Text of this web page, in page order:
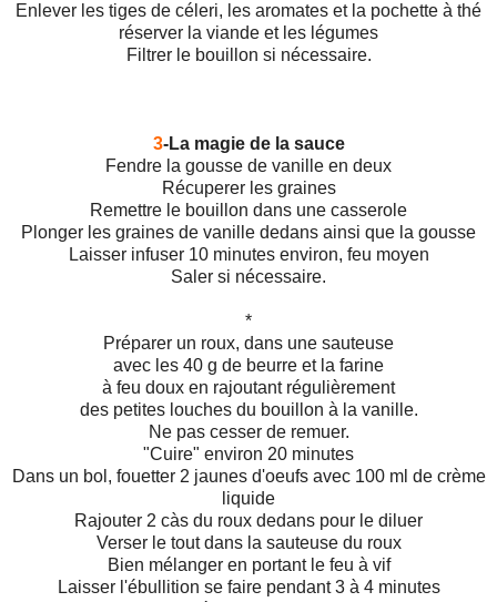
Enlever les tiges de céleri, les aromates et la pochette à thé
réserver la viande et les légumes
Filtrer le bouillon si nécessaire.
3-La magie de la sauce
Fendre la gousse de vanille en deux
Récuperer les graines
Remettre le bouillon dans une casserole
Plonger les graines de vanille dedans ainsi que la gousse
Laisser infuser 10 minutes environ, feu moyen
Saler si nécessaire.
*
Préparer un roux, dans une sauteuse
avec les 40 g de beurre et la farine
à feu doux en rajoutant régulièrement
des petites louches du bouillon à la vanille.
Ne pas cesser de remuer.
"Cuire" environ 20 minutes
Dans un bol, fouetter 2 jaunes d'oeufs avec 100 ml de crème
liquide
Rajouter 2 càs du roux dedans pour le diluer
Verser le tout dans la sauteuse du roux
Bien mélanger en portant le feu à vif
Laisser l'ébullition se faire pendant 3 à 4 minutes